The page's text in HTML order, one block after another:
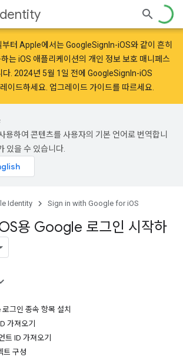
부터 Apple에서는 GoogleSignIn-iOS와 같이 흔히
는 iOS 애플리케이션의 개인 정보 보호 매니페스
다. 2024년 5월 1일 전에 GoogleSignIn-iOS
이드하세요. 업그레이드 가이드를 따르세요.
용하여 콘텐츠를 사용자의 기본 언어로 번역합니
있을 수 있습니다.
Identity Sign in with Google for iOS
용 Google 로그인 시작하
그인 종속 항목 설치
가져오기
트 ID 가져오기
트 구성